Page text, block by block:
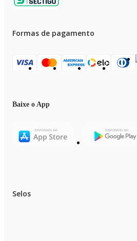
Formas de pagamento
Baixe o App
Selos